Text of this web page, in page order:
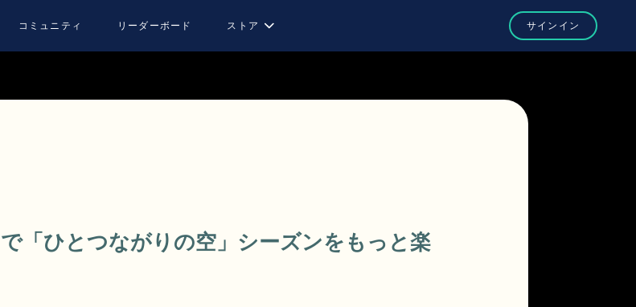
コミュニティ リーダーボード ストア
「ひとつながりの空」シーズンをもっと楽